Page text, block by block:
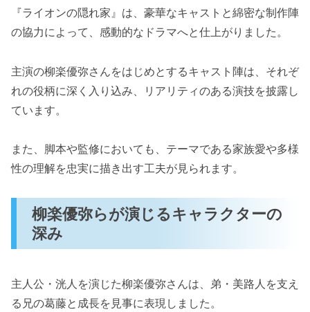
『ライオンの隠れ家』は、豪華なキャストと綿密な制作陣
の協力によって、感動的なドラマへと仕上がりました。
主演の柳楽優弥さんをはじめとするキャスト陣は、それぞ
れの役柄に深く入り込み、リアリティのある演技を披露し
ています。
また、脚本や監修においても、テーマである家族愛や多様
性の理解を忠実に描き出す工夫が見られます。
柳楽優弥らが演じるキャラクターの
深み
主人公・洸人を演じた柳楽優弥さんは、弟・美路人を支え
る兄の葛藤と成長を見事に表現しました。